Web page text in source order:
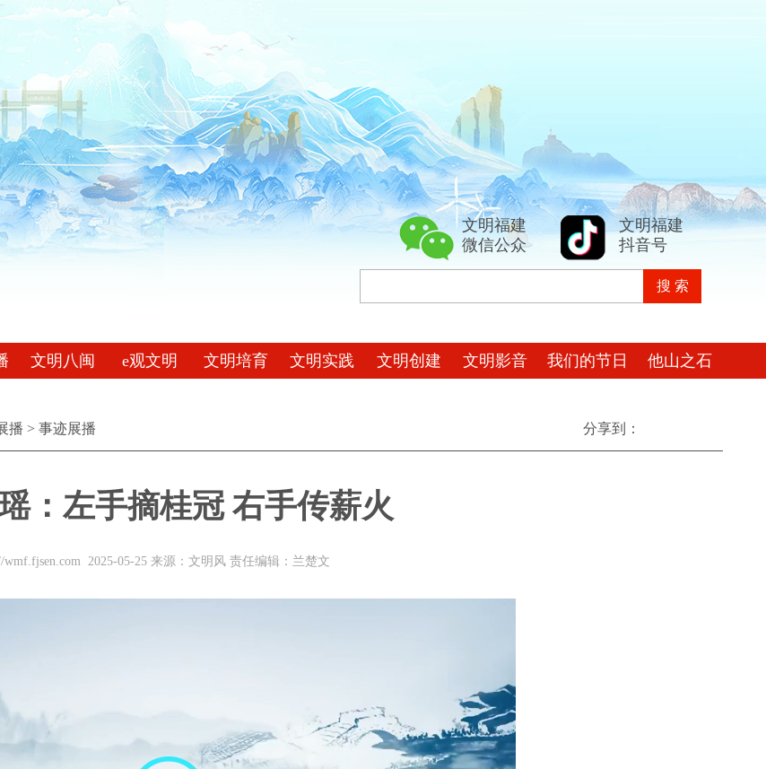
文明福建
微信公众
文明福建
抖音号
文明八闽 e观文明 文明培育 文明实践 文明创建 文明影音 我们的节日 他山之石
播 > 事迹展播 分享到：
：左手摘桂冠 右手传薪火
wmf.fjsen.com 2025-05-25 来源：文明风 责任编辑：兰楚文